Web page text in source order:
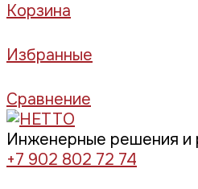
Корзина
Избранные
Сравнение
Инженерные решения и
+7 902 802 72 74